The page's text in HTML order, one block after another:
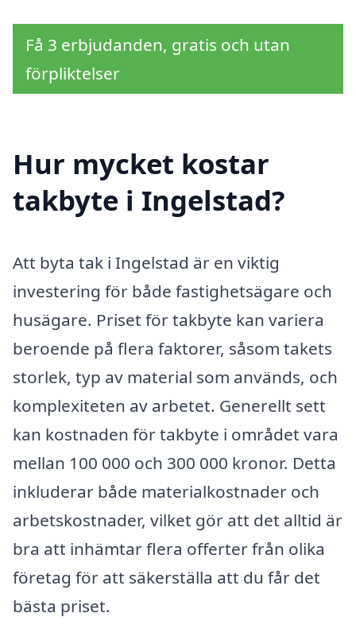
Få 3 erbjudanden, gratis och utan
förpliktelser
Hur mycket kostar
takbyte i Ingelstad?
Att byta tak i Ingelstad är en viktig
investering för både fastighetsägare och
husägare. Priset för takbyte kan variera
beroende på flera faktorer, såsom takets
storlek, typ av material som används, och
komplexiteten av arbetet. Generellt sett
kan kostnaden för takbyte i området vara
mellan 100 000 och 300 000 kronor. Detta
inkluderar både materialkostnader och
arbetskostnader, vilket gör att det alltid är
bra att inhämtar flera offerter från olika
företag för att säkerställa att du får det
bästa priset.